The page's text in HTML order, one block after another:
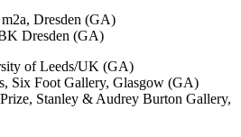
Dresden (GA)
Dresden (GA)
of Leeds/UK (GA)
Six Foot Gallery, Glasgow (GA)
Stanley & Audrey Burton Gallery,